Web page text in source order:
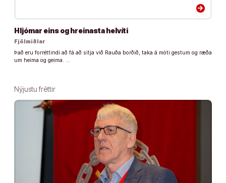
arrow_forward
Hljómar eins og hreinasta helvíti
Fjölmiðlar
Það eru forréttindi að fá að sitja við Rauða borðið, taka á móti gestum og ræða
um heima og geima. …
Nýjustu fréttir